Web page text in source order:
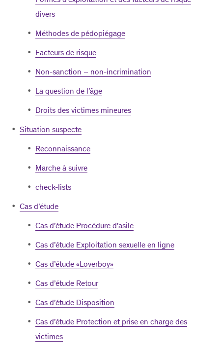
divers
Méthodes de pédopiégage
Facteurs de risque
Non-sanction – non-incrimination
La question de l’âge
Droits des victimes mineures
Situation suspecte
Reconnaissance
Marche à suivre
check-lists
Cas d’étude
Cas d’étude Procédure d’asile
Cas d’étude Exploitation sexuelle en ligne
Cas d’étude «Loverboy»
Cas d’étude Retour
Cas d’étude Disposition
Cas d’étude Protection et prise en charge des
victimes